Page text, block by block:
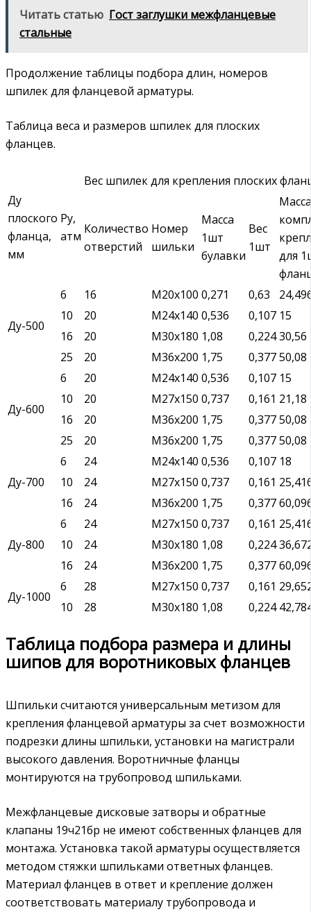
Читать статью Гост заглушки межфланцевые
стальные
Продолжение таблицы подбора длин, номеров
шпилек для фланцевой арматуры.
Таблица веса и размеров шпилек для плоских
фланцев.
Ду
плоского
фланца,
мм
Ру,
атм
Вес шпилек для крепления плоских
Количество
отверстий
Номер
шильки
Масса
1шт
булавки
Вес
1шт
Масса
для
Ду-500
6 16 М20х100 0,271 0,63
10
20 М24х140 0,536 0,107 15
16
20 М30х180 1,08 0,22430,56
25
20 М36х200 1,75 0,37750,08
Ду-600
6 20 М24х140 0,536 0,107 15
10
20 М27х150 0,737 0,161 21,18
16
20 М36х200 1,75 0,37750,08
25
20 М36х200 1,75 0,37750,08
Ду-700
6 24 М24х140 0,536 0,107 18
10
24 М27х150 0,737 0,161
16
24 М36х200 1,75 0,377
Ду-800
6 24 М27х150 0,737 0,161
10
24 М30х180 1,08 0,224
16
24 М36х200 1,75 0,377
Ду-1000
6 28 М27х150 0,737 0,161
10
28 М30х180 1,08 0,224
Таблица подбора размера и длины
шипов для воротниковых фланцев
Шпильки считаются универсальным метизом для
крепления фланцевой арматуры за счет возможности
подрезки длины шпильки, установки на магистрали
высокого давления. Воротничные фланцы
монтируются на трубопровод шпильками.
Межфланцевые дисковые затворы и обратные
клапаны 19ч21бр не имеют собственных фланцев для
монтажа. Установка такой арматуры осуществляется
методом стяжки шпильками ответных фланцев.
Материал фланцев в ответ и крепление должен
соответствовать материалу трубопровода и